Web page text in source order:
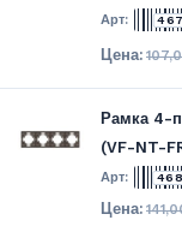
Рамка 4-
(VF-NT-